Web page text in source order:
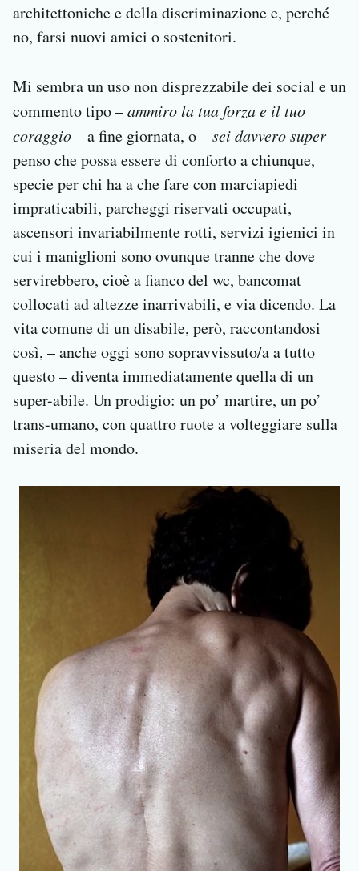
architettoniche e della discriminazione e, perché
no, farsi nuovi amici o sostenitori.
Mi sembra un uso non disprezzabile dei social e un
commento tipo –ammiro la tua forza e il tuo
coraggio– a fine giornata, o –sei davvero super–
penso che possa essere di conforto a chiunque,
specie per chi ha a che fare con marciapiedi
impraticabili, parcheggi riservati occupati,
ascensori invariabilmente rotti, servizi igienici in
cui i maniglioni sono ovunque tranne che dove
servirebbero, cioè a fianco del wc, bancomat
collocati ad altezze inarrivabili, e via dicendo. La
vita comune di un disabile, però, raccontandosi
così, – anche oggi sono sopravvissuto/a a tutto
questo – diventa immediatamente quella di un
super-abile. Un prodigio: un po’ martire, un po’
trans-umano, con quattro ruote a volteggiare sulla
miseria del mondo.